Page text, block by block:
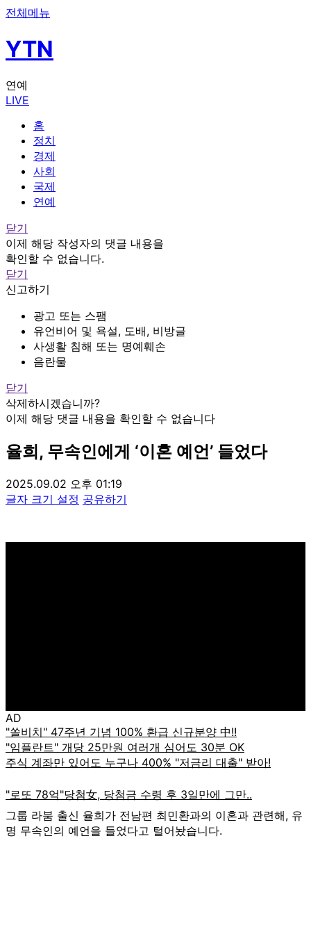
전체메뉴
YTN
연예
LIVE
홈
정치
경제
사회
국제
연예
닫기
이제 해당 작성자의 댓글 내용을
확인할 수 없습니다.
닫기
신고하기
광고 또는 스팸
유언비어 및 욕설, 도배, 비방글
사생활 침해 또는 명예훼손
음란물
닫기
삭제하시겠습니까?
이제 해당 댓글 내용을 확인할 수 없습니다
율희, 무속인에게 ‘이혼 예언’ 들었다
2025.09.02 오후 01:19
글자 크기 설정 공유하기
AD
그룹 라붐 출신 율희가 전남편 최민환과의 이혼과 관련해, 유
명 무속인의 예언을 들었다고 털어놨습니다.